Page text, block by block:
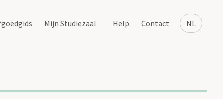
NL
Mijn Studiezaal Help Contact